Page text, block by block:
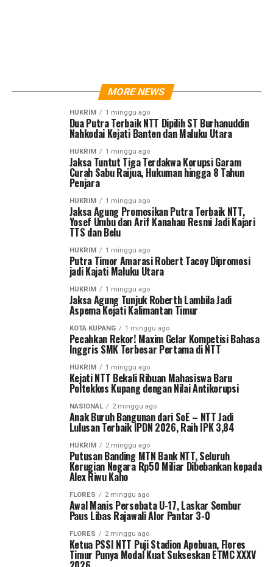
MORE NEWS
HUKRIM 1 minggu ago
Dua Putra Terbaik NTT Dipilih ST Burhanuddin
Nahkodai Kejati Banten dan Maluku Utara
HUKRIM 1 minggu ago
Jaksa Tuntut Tiga Terdakwa Korupsi Garam
Curah Sabu Raijua, Hukuman hingga 8 Tahun
Penjara
HUKRIM 1 minggu ago
Jaksa Agung Promosikan Putra Terbaik NTT,
Yosef Umbu dan Arif Kanahau Resmi Jadi Kajari
TTS dan Belu
HUKRIM 1 minggu ago
Putra Timor Amarasi Robert Tacoy Dipromosi
jadi Kajati Maluku Utara
HUKRIM 1 minggu ago
Jaksa Agung Tunjuk Roberth Lambila Jadi
Aspema Kejati Kalimantan Timur
KOTA KUPANG 1 minggu ago
Pecahkan Rekor! Maxim Gelar Kompetisi Bahasa
Inggris SMK Terbesar Pertama di NTT
HUKRIM 1 minggu ago
Kejati NTT Bekali Ribuan Mahasiswa Baru
Poltekkes Kupang dengan Nilai Antikorupsi
NASIONAL 2 minggu ago
Anak Buruh Bangunan dari SoE – NTT Jadi
Lulusan Terbaik IPDN 2026, Raih IPK 3,84
HUKRIM 2 minggu ago
Putusan Banding MTN Bank NTT, Seluruh
Kerugian Negara Rp50 Miliar Dibebankan kepada
Alex Riwu Kaho
FLORES 2 minggu ago
Awal Manis Persebata U-17, Laskar Sembur
Paus Libas Rajawali Alor Pantar 3-0
FLORES 2 minggu ago
Ketua PSSI NTT Puji Stadion Apebuan, Flores
Timur Punya Modal Kuat Sukseskan ETMC XXXV